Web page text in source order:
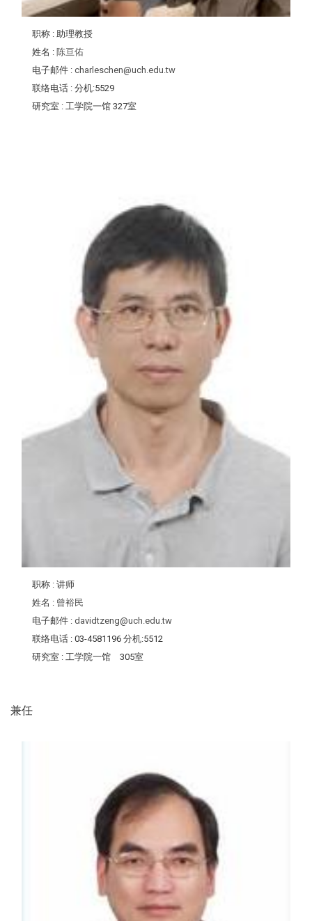
职称 : 助理教授
姓名 : 陈亘佑
电子邮件 : charleschen@uch.edu.tw
联络电话 : 分机:5529
研究室 : 工学院一馆 327室
职称 : 讲师
姓名 : 曾裕民
电子邮件 : davidtzeng@uch.edu.tw
联络电话 : 03-4581196 分机:5512
研究室 : 工学院一馆 305室
兼任